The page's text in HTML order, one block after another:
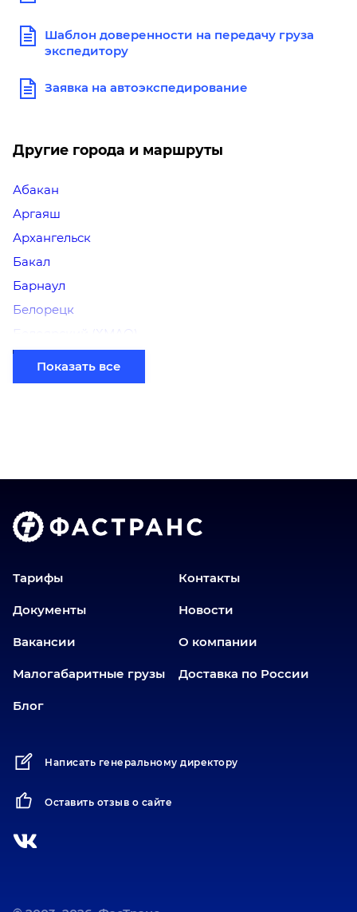
Шаблон доверенности на передачу груза
экспедитору
Заявка на автоэкспедирование
Другие города и маршруты
Абакан
Аргаяш
Архангельск
Бакал
Барнаул
Белорецк
Белоярский (ХМАО)
Березники
Бийск
Голышманово
Екатеринбург
Еткуль
Златоуст
Иваново
Иркутск
Калининград
Карабаш
Карасук
Катав-Ивановск
Коротчаево
Показать все
Тарифы Контакты
Документы Новости
Вакансии О компании
Малогабаритные грузы Доставка по России
Блог
Написать генеральному директору
Оставить отзыв о сайте